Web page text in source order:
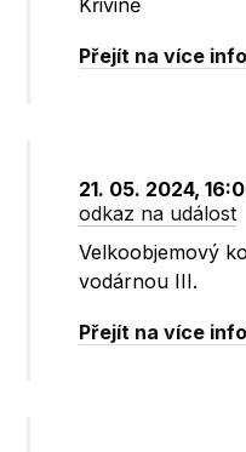
Křivině
Přejít na více
21. 05. 2024,
odkaz na událost
Velkoobjemový
vodárnou III.
Přejít na více